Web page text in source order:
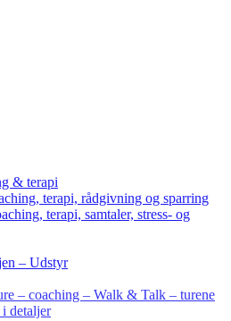
& terapi
terapi, rådgivning og sparring
terapi, samtaler, stress- og
– Udstyr
– coaching – Walk & Talk – turene
i detaljer